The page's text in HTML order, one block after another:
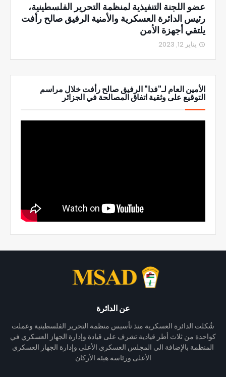
عضو اللجنة التنفيذية لمنظمة التحرير الفلسطينية،
رئيس الدائرة العسكرية والأمنية الرفيق صالح رأفت
يلتقي أجهزة الأمن
يناير 12, 2023
الأمين العام لـ"فدا" الرفيق صالح رأفت خلال مراسم
التوقيع على وثقية اتفاق المصالحة في الجزائر
عن الدائرة
شُكلت الدائرة العسكرية منذ تأسيس منظمة التحرير الفلسطينية وعملت
كواحدة من ثلاث أطر قيادية تشرف على قيادة وإدارة الجهاز العسكري في
المنظمة بالإضافة الى المجلس العسكري الأعلى وإدارة الجهاز العسكري
الأعلى ورئاسة هيئة الأركان